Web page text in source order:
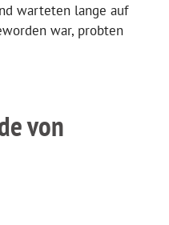
warteten lange auf
war, probten
von